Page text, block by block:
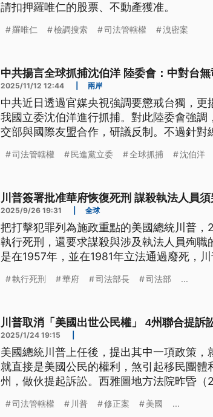
請扣押羅唯仁的股票、不動產獲准。
羅唯仁 檢調搜索 司法管轄權 洩密案
中共揚言全球抓捕沈伯洋 陸委會：中對台
2025/11/12 12:44 兩岸
中共近日透過官媒央視強調要懲戒台獨，
我國立委沈伯洋進行抓捕。對此陸委會強
交部與國際友盟合作，研議反制。不過針對
午出面回應。
司法管轄權 民進黨立委 全球抓捕 沈伯洋
川普簽署批准華府恢復死刑 謀殺執法人員
2025/9/26 19:31 全球
把打擊犯罪列為施政重點的美國總統川普
執行死刑，還要求謀殺與涉及執法人員殉職
是在1957年，並在1981年立法通過廢死，
執行死刑 華府 司法部長 司法部 ...
川普取消「美國出世公民權」 4州聯合提訴
2025/1/24 19:15
美國總統川普上任後，提出其中一項政策
就直接是美國公民的權利，煞引起移民團
州，做伙提起訴訟。西雅圖地方法院昨昏（
司法管轄權 川普 修正案 美國 ...